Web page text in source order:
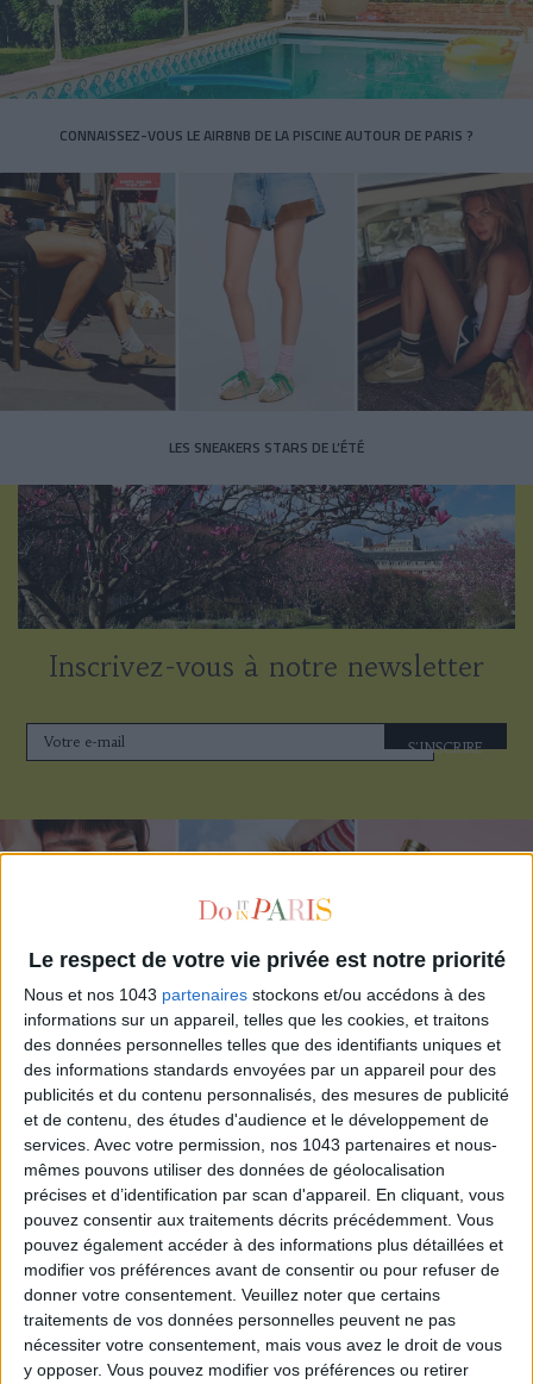
Le respect de votre vie privée est notre priorité
Nous et nos 1043 partenaires stockons et/ou accédons à des
informations sur un appareil, telles que les cookies, et traitons
des données personnelles telles que des identifiants uniques et
des informations standards envoyées par un appareil pour des
publicités et du contenu personnalisés, des mesures de publicité
et de contenu, des études d'audience et le développement de
services. Avec votre permission, nos 1043 partenaires et nous-
mêmes pouvons utiliser des données de géolocalisation
précises et d’identification par scan d'appareil. En cliquant, vous
pouvez consentir aux traitements décrits précédemment. Vous
pouvez également accéder à des informations plus détaillées et
modifier vos préférences avant de consentir ou pour refuser de
donner votre consentement. Veuillez noter que certains
traitements de vos données personnelles peuvent ne pas
nécessiter votre consentement, mais vous avez le droit de vous
y opposer. Vous pouvez modifier vos préférences ou retirer
CONNAISSEZ-VOUS LE AIRBNB DE LA PISCINE AUTOUR DE PARIS ?
LES SNEAKERS STARS DE L’ÉTÉ
Inscrivez-vous à notre newsletter
S'INSCRIRE
ADOPT PARFUMS RÉVOLUTIONNE LA PARFUMERIE MADE IN FRANCE À PETIT PRIX